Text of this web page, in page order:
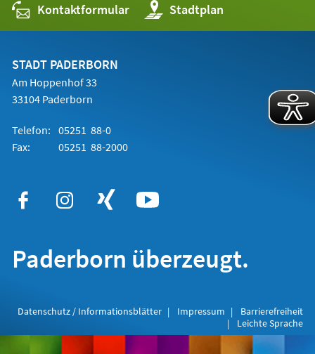
Kontaktformular Stadtplan
(Öffnet
in
einem
STADT PADERBORN
Am Hoppenhof 33
33104 Paderborn
Telefon: 05251 88-0
Fax:
05251 88-2000
Paderborn überzeugt.
Datenschutz / Informationsblätter Impressum
Barrierefreiheit
Leichte Sprache